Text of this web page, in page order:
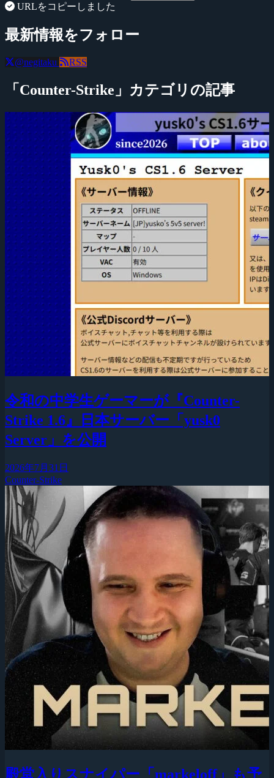
URLをコピーしました
最新情報をフォロー
@negitaku RSS
「Counter-Strike」カテゴリの記事
令和の中学生ゲーマーが『Counter-
Strike 1.6』日本サーバー「yusk0
Server」を公開
2026年7月31日
Counter-Strike
殿堂入りスナイパー「markeloff」も予